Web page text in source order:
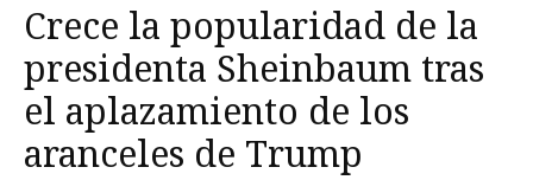
Crece la popularidad de la
presidenta Sheinbaum tras
el aplazamiento de los
aranceles de Trump